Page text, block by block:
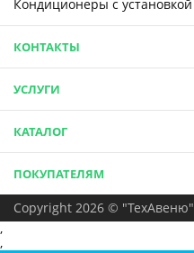
Кондиционеры с установкой
КОНТАКТЫ
УСЛУГИ
КАТАЛОГ
ПОКУПАТЕЛЯМ
Copyright 2026 © "ТехАвеню"
,
,